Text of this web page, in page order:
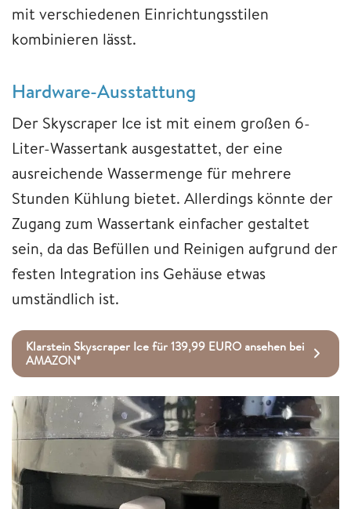
mit verschiedenen Einrichtungsstilen
kombinieren lässt.
Hardware-Ausstattung
Der Skyscraper Ice ist mit einem großen 6-
Liter-Wassertank ausgestattet, der eine
ausreichende Wassermenge für mehrere
Stunden Kühlung bietet. Allerdings könnte der
Zugang zum Wassertank einfacher gestaltet
sein, da das Befüllen und Reinigen aufgrund der
festen Integration ins Gehäuse etwas
umständlich ist.
Klarstein Skyscraper Ice für 139,99 EURO ansehen bei
AMAZON*